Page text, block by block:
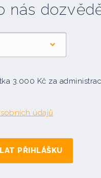
nás
3.000 Kč za
údajů